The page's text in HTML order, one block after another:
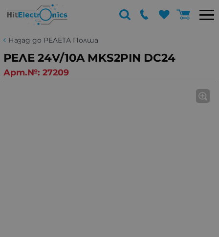
Назад до РЕЛЕТА Полша
РЕЛЕ 24V/10A MKS2PIN DC24
Арт.№: 27209